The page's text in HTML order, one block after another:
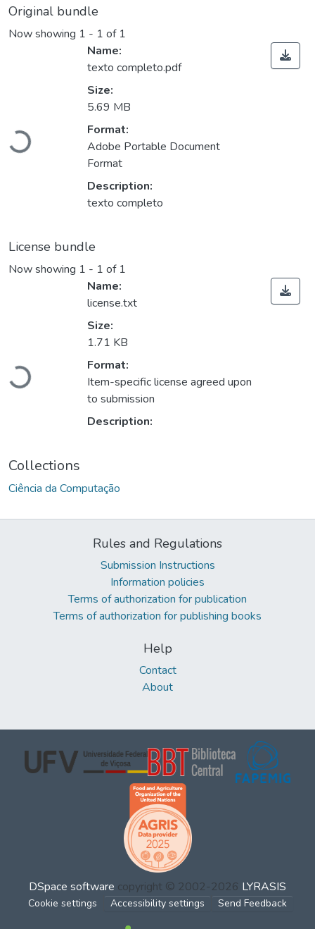
Original bundle
Now showing 1 - 1 of 1
Loading...
Name:
texto completo.pdf
Size:
5.69 MB
Format:
Adobe Portable Document
Format
Description:
texto completo
License bundle
Now showing 1 - 1 of 1
Loading...
Name:
license.txt
Size:
1.71 KB
Format:
Item-specific license agreed upon
to submission
Description:
Collections
Ciência da Computação
Rules and Regulations
Submission Instructions
Information policies
Terms of authorization for publication
Terms of authorization for publishing books
Help
Contact
About
DSpace software copyright © 2002-2026 LYRASIS
Cookie settings Accessibility settings Send Feedback